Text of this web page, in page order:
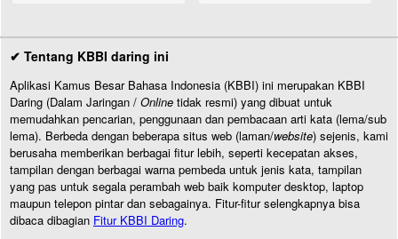
✔ Tentang KBBI daring ini
Aplikasi Kamus Besar Bahasa Indonesia (KBBI) ini merupakan KBBI
Daring (Dalam Jaringan / Online tidak resmi) yang dibuat untuk
memudahkan pencarian, penggunaan dan pembacaan arti kata (lema/sub
lema). Berbeda dengan beberapa situs web (laman/website) sejenis, kami
berusaha memberikan berbagai fitur lebih, seperti kecepatan akses,
tampilan dengan berbagai warna pembeda untuk jenis kata, tampilan
yang pas untuk segala perambah web baik komputer desktop, laptop
maupun telepon pintar dan sebagainya. Fitur-fitur selengkapnya bisa
dibaca dibagian Fitur KBBI Daring.